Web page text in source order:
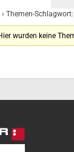
› Themen-
wurden keine